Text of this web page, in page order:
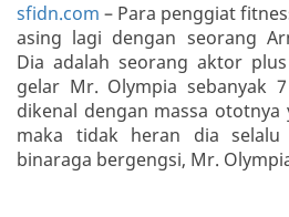
sfidn.com – Para penggiat
asing lagi dengan seorang
Dia adalah seorang aktor
gelar Mr. Olympia sebanyak
dikenal dengan massa
maka tidak heran dia selalu
binaraga bergengsi, Mr.